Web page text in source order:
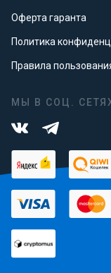
Оферта гаранта
Политика
Правила
МЫ В СОЦ.